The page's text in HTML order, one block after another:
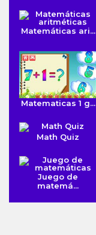
Matemáticas ari...
Matematicas 1 g...
Math Quiz
Juego de
matemá...